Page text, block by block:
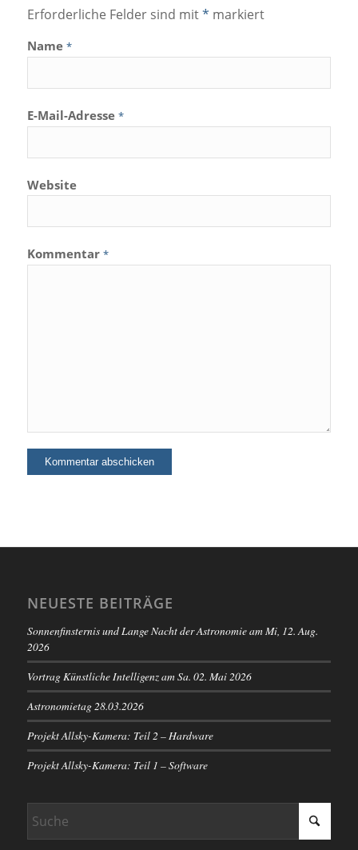
Erforderliche Felder sind mit* markiert
Name *
E-Mail-Adresse *
Website
Kommentar *
NEUESTE BEITRÄGE
Sonnenfinsternis und Lange Nacht der Astronomie am Mi, 12. Aug.
2026
Vortrag Künstliche Intelligenz am Sa. 02. Mai 2026
Astronomietag 28.03.2026
Projekt Allsky-Kamera: Teil 2 – Hardware
Projekt Allsky-Kamera: Teil 1 – Software